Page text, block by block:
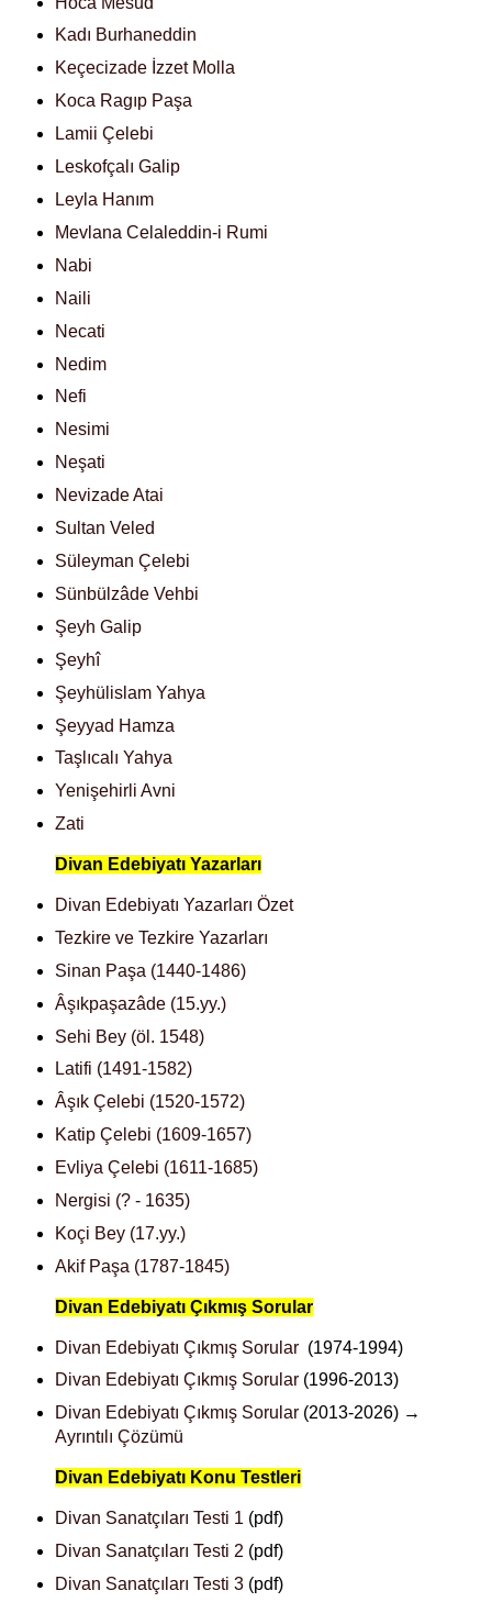
Kadı Burhaneddin
Keçecizade İzzet Molla
Koca Ragıp Paşa
Lamii Çelebi
Leskofçalı Galip
Leyla Hanım
Mevlana Celaleddin-i Rumi
Nabi
Naili
Necati
Nedim
Nefi
Nesimi
Neşati
Nevizade Atai
Sultan Veled
Süleyman Çelebi
Sünbülzâde Vehbi
Şeyh Galip
Şeyhî
Şeyhülislam Yahya
Şeyyad Hamza
Taşlıcalı Yahya
Yenişehirli Avni
Zati
Divan Edebiyatı Yazarları
Divan Edebiyatı Yazarları Özet
Tezkire ve Tezkire Yazarları
Sinan Paşa (1440-1486)
Âşıkpaşazâde (15.yy.)
Sehi Bey (öl. 1548)
Latifi (1491-1582)
Âşık Çelebi (1520-1572)
Katip Çelebi (1609-1657)
Evliya Çelebi (1611-1685)
Nergisi (? - 1635)
Koçi Bey (17.yy.)
Akif Paşa (1787-1845)
Divan Edebiyatı Çıkmış Sorular
Divan Edebiyatı Çıkmış Sorular (1974-1994)
Divan Edebiyatı Çıkmış Sorular(1996-2013)
Divan Edebiyatı Çıkmış Sorular(2013-2026) →
Ayrıntılı Çözümü
Divan Edebiyatı Konu Testleri
Divan Sanatçıları Testi 1 (pdf)
Divan Sanatçıları Testi 2 (pdf)
Divan Sanatçıları Testi 3(pdf)